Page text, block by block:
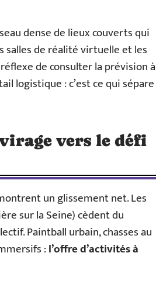
dense de lieux couverts qui
salles de réalité virtuelle et les
de consulter la prévision à
logistique : c’est ce qui sépare
vers le défi
un glissement net. Les
sur la Seine) cèdent du
Paintball urbain, chasses au
:l’offre d’activités à